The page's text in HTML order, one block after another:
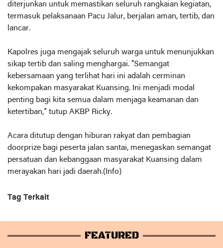
diterjunkan untuk memastikan seluruh rangkaian kegiatan,
termasuk pelaksanaan Pacu Jalur, berjalan aman, tertib, dan
lancar.
Kapolres juga mengajak seluruh warga untuk menunjukkan
sikap tertib dan saling menghargai. “Semangat
kebersamaan yang terlihat hari ini adalah cerminan
kekompakan masyarakat Kuansing. Ini menjadi modal
penting bagi kita semua dalam menjaga keamanan dan
ketertiban,” tutup AKBP Ricky.
Acara ditutup dengan hiburan rakyat dan pembagian
doorprize bagi peserta jalan santai, menegaskan semangat
persatuan dan kebanggaan masyarakat Kuansing dalam
merayakan hari jadi daerah.(Info)
Tag Terkait
FEATURED